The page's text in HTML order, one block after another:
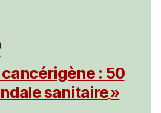
: 50
sanitaire»